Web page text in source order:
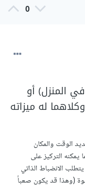
0
المنزل) أو
له ميزاته
الوقت والمكان
يمكنه التركيز على
الانضباط الذاتي
(وهذا قد يكون صعباً